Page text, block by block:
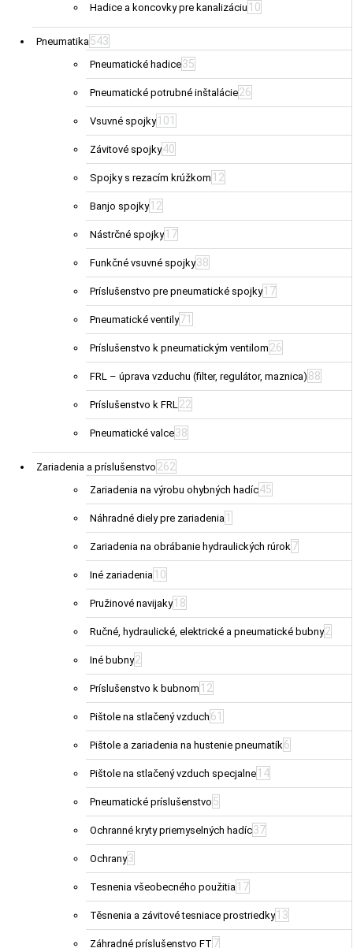
Hadice a koncovky pre kanalizáciu 10
Pneumatika543
Pneumatické hadice35
Pneumatické potrubné inštalácie26
Vsuvné spojky 101
Závitové spojky40
Spojky s rezacím krúžkom 12
Banjo spojky 12
Nástrčné spojky 17
Funkčné vsuvné spojky38
Príslušenstvo pre pneumatické spojky 17
Pneumatické ventily71
Príslušenstvo k pneumatickým ventilom 26
FRL – úprava vzduchu (filter, regulátor, maznica) 88
Príslušenstvo k FRL22
Pneumatické valce38
Zariadenia a príslušenstvo 262
Zariadenia na výrobu ohybných hadíc45
Náhradné diely pre zariadenia 1
Zariadenia na obrábanie hydraulických rúrok7
Iné zariadenia 10
Pružinové navijaky 18
Ručné, hydraulické, elektrické a pneumatické bubny2
Iné bubny2
Príslušenstvo k bubnom 12
Pištole na stlačený vzduch 61
Pištole a zariadenia na hustenie pneumatík6
Pištole na stlačený vzduch specjalne 14
Pneumatické príslušenstvo 5
Ochranné kryty priemyselných hadíc37
Ochrany3
Tesnenia všeobecného použitia 17
Těsnenia a závitové tesniace prostriedky 13
Záhradné príslušenstvo FT 7